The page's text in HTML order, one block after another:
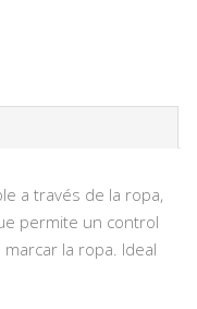
a través de la ropa,
permite un control
la ropa. Ideal